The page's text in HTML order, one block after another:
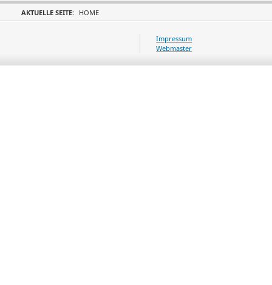
AKTUELLE SEITE: HOME
Impressum
Webmaster